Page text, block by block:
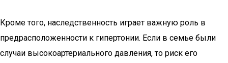
Кроме того, наследственность играет важную роль в
предрасположенности к гипертонии. Если в семье были
случаи высокоартериального давления, то риск его